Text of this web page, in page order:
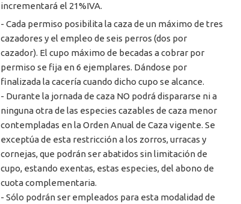
incrementará el 21%IVA.
- Cada permiso posibilita la caza de un máximo de tres
cazadores y el empleo de seis perros (dos por
cazador). El cupo máximo de becadas a cobrar por
permiso se fija en 6 ejemplares. Dándose por
finalizada la cacería cuando dicho cupo se alcance.
- Durante la jornada de caza NO podrá dispararse ni a
ninguna otra de las especies cazables de caza menor
contempladas en la Orden Anual de Caza vigente. Se
exceptúa de esta restricción a los zorros, urracas y
cornejas, que podrán ser abatidos sin limitación de
cupo, estando exentas, estas especies, del abono de
cuota complementaria.
- Sólo podrán ser empleados para esta modalidad de